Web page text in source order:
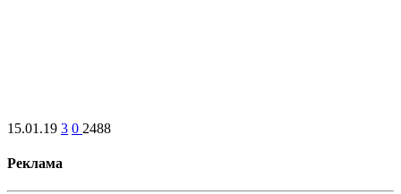
15.01.19 3 0 2488
Реклама